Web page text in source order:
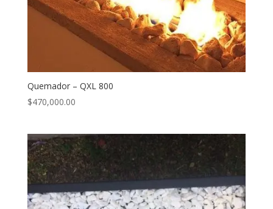
Quemador – QXL 800
$470,000.00